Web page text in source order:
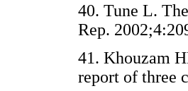
40. Tune L.
Rep.
41. Khouzam
report of